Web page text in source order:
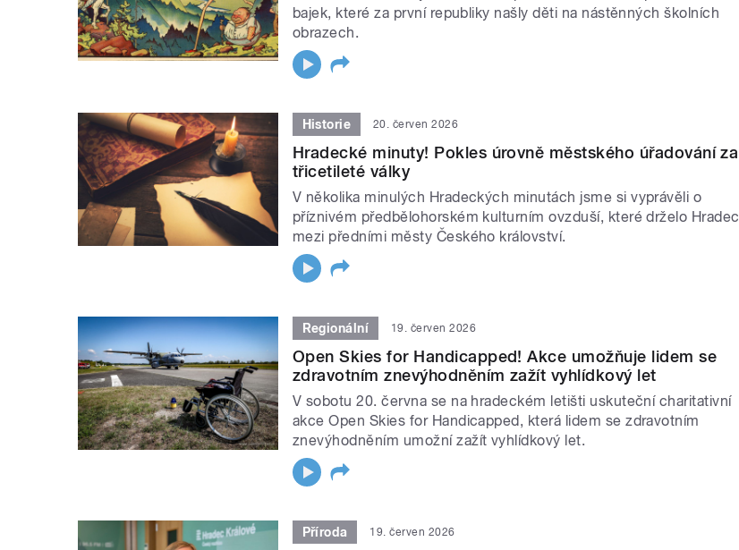
bajek, které za první republiky našly děti na nástěnných školních
obrazech.
Historie 20. červen 2026
Hradecké minuty! Pokles úrovně městského úřadování za
třicetileté války
V několika minulých Hradeckých minutách jsme si vyprávěli o
příznivém předbělohorském kulturním ovzduší, které drželo Hradec
mezi předními městy Českého království.
Regionální 19. červen 2026
Open Skies for Handicapped! Akce umožňuje lidem se
zdravotním znevýhodněním zažít vyhlídkový let
V sobotu 20. června se na hradeckém letišti uskuteční charitativní
akce Open Skies for Handicapped, která lidem se zdravotním
znevýhodněním umožní zažít vyhlídkový let.
Příroda 19. červen 2026